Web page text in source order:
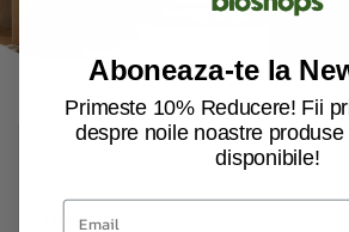
Descriere
Descriere:
Aboneaza-te la
Primeste 10% Reducere! Fii
despre noile noastre
disponibile!